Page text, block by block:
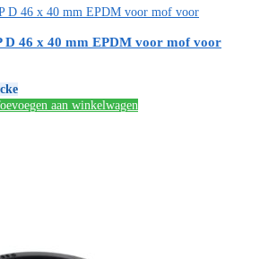
D 46 x 40 mm EPDM voor mof voor
aan winkelwagen